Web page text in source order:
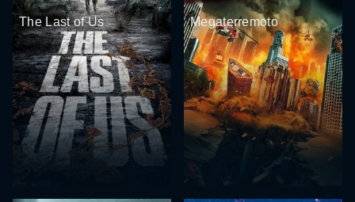
The Last of Us Megaterremoto